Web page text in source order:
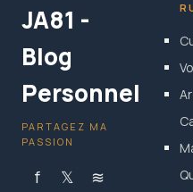
JA81 -
Blog
Personnel
PARTAGEZ MA
PASSION
f 𝕏 ≋